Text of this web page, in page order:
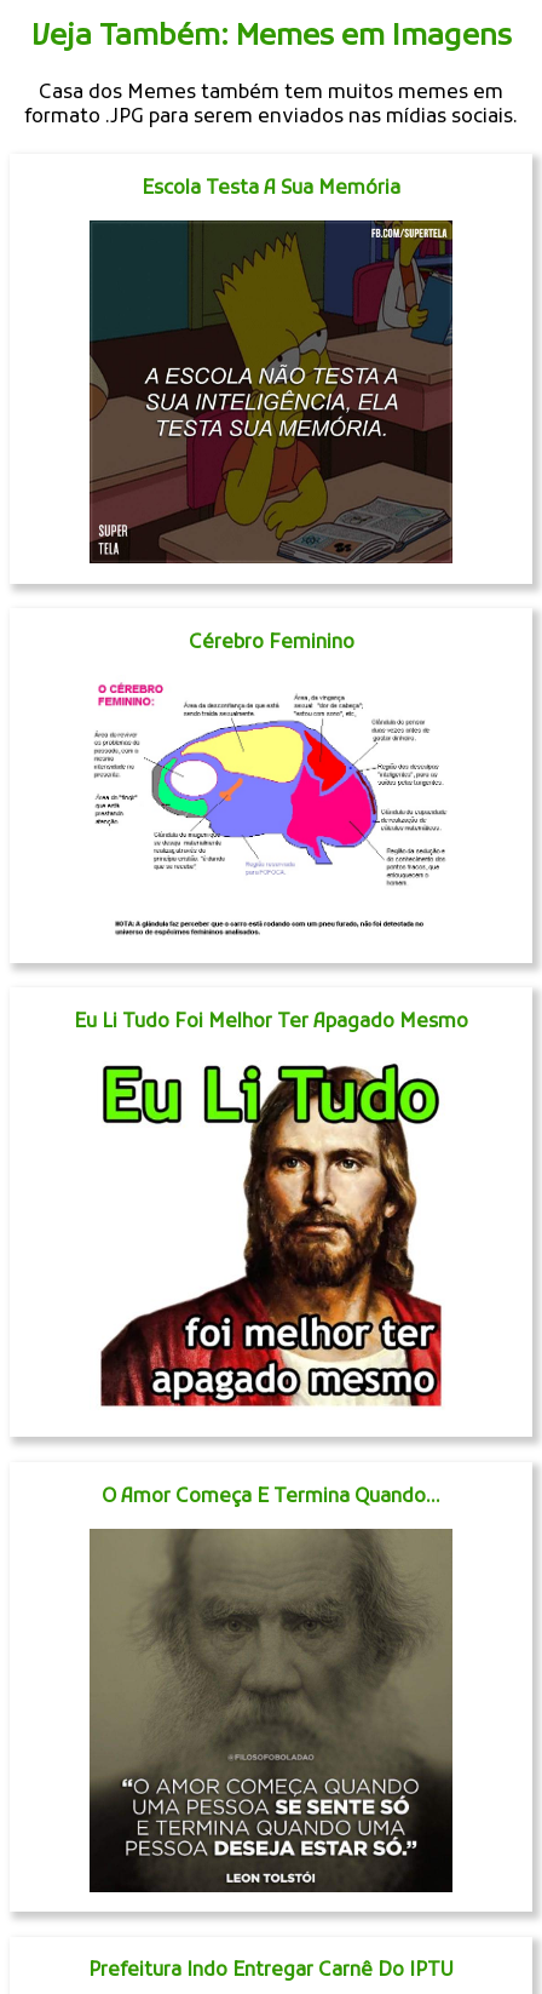
Veja Também: Memes em Imagens
Casa dos Memes também tem muitos memes em
formato .JPG para serem enviados nas mídias sociais.
Escola Testa A Sua Memória
Cérebro Feminino
Eu Li Tudo Foi Melhor Ter Apagado Mesmo
O Amor Começa E Termina Quando...
Prefeitura Indo Entregar Carnê Do IPTU